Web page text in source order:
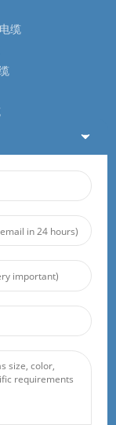
缆
学光纤电缆
30, Lianhu 3rd
City, Hunan